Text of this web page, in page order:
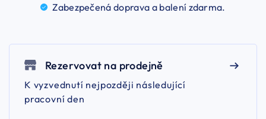
Zabezpečená doprava a balení zdarma.
Rezervovat na prodejně
K vyzvednutí nejpozději následující
pracovní den